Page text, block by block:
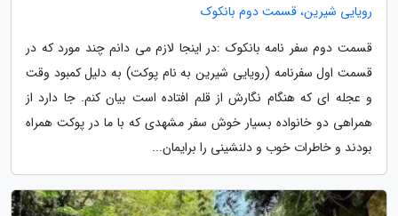
رویایی شیرین، قسمت دوم بانکوک
قسمت دوم سفر نامه بانکوک :در اینجا لازم می دانم چند مورد که در
قسمت اول سفرنامه (رویایی شیرین به نام پوکت) به دلیل کمبود وقت
و عجله ای که هنگام نگارش از قلم افتاده است بیان کنم. جا دارد از
همراهی دو خانواده بسیار خوش سفر مشهدی که با ما در پوکت همراه
بودند و خاطرات خوب و دلنشینی را برایمان...